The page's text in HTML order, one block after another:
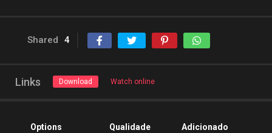
Shared 4
Links Download Watch online
Options Qualidade Adicionado